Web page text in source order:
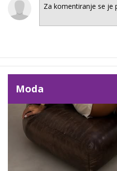
Moda